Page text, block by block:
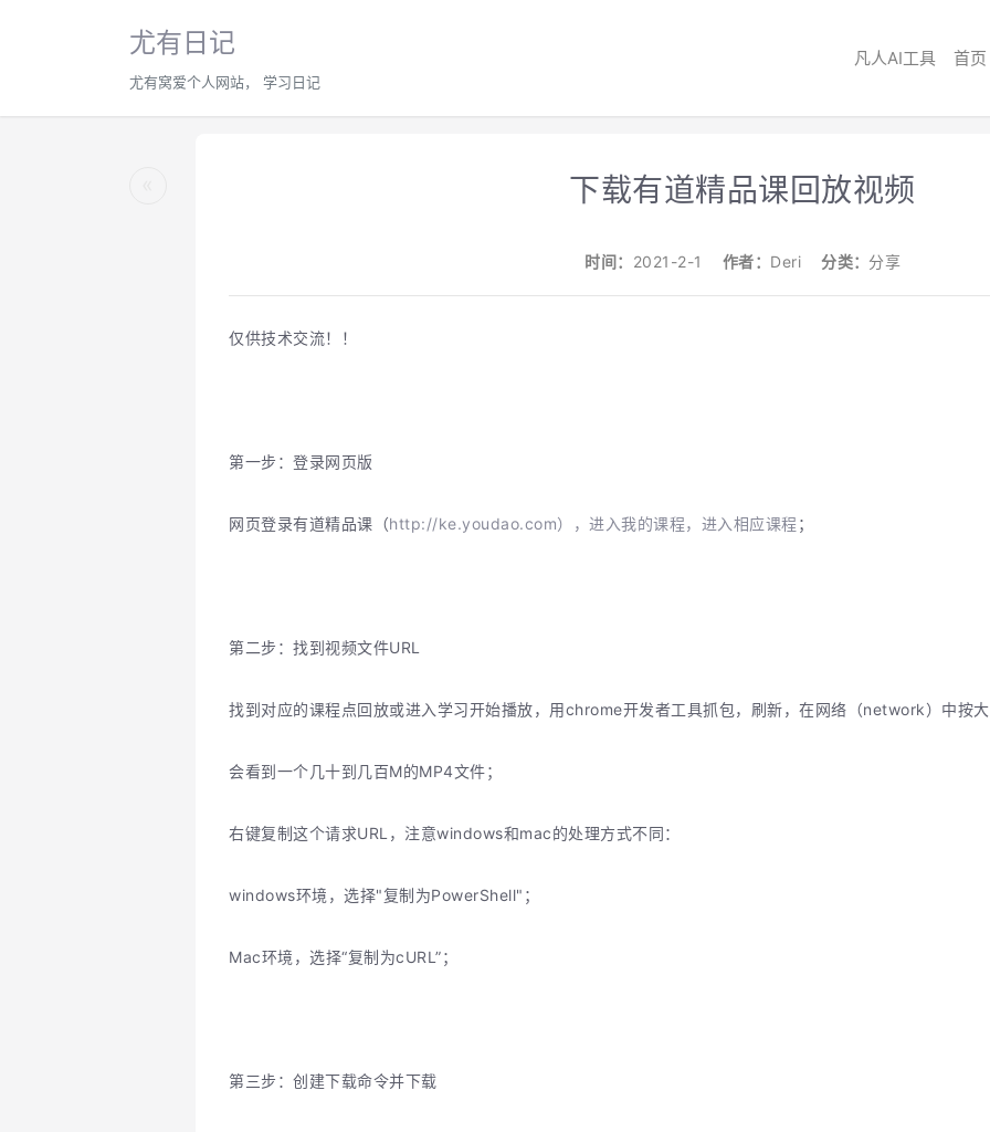
尤有日记
尤有窝爱个人网站， 学习日记
凡人AI工具 首页
下载有道精品课回放视频
时间： 2021-2-1 作者： Deri 分类： 分享
仅供技术交流！！
第一步：登录网页版
网页登录有道精品课（http://ke.youdao.com），进入我的课程，进入相应课程 ；
第二步：找到视频文件URL
找到对应的课程点回放或进入学习开始播放，用chrome开发者工具抓包，刷新，在网络（network）中按
会看到一个几十到几百M的MP4文件；
右键复制这个请求URL，注意windows和mac的处理方式不同：
windows环境，选择"复制为PowerShell"；
Mac环境，选择“复制为cURL”；
第三步：创建下载命令并下载